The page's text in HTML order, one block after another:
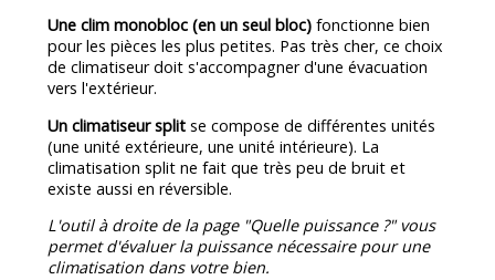
Une clim monobloc (en un seul bloc) fonctionne bien
pour les pièces les plus petites. Pas très cher, ce choix
de climatiseur doit s'accompagner d'une évacuation
vers l'extérieur.
Un climatiseur split se compose de différentes unités
(une unité extérieure, une unité intérieure). La
climatisation split ne fait que très peu de bruit et
existe aussi en réversible.
L'outil à droite de la page "Quelle puissance ?" vous
permet d'évaluer la puissance nécessaire pour une
climatisation dans votre bien.